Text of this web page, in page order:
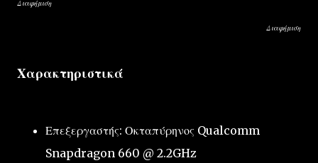
Διαφήμιση
Διαφήμιση
Χαρακτηριστικά
Επεξεργαστής: Οκταπύρηνος Qualcomm
Snapdragon 660 @ 2.2GHz